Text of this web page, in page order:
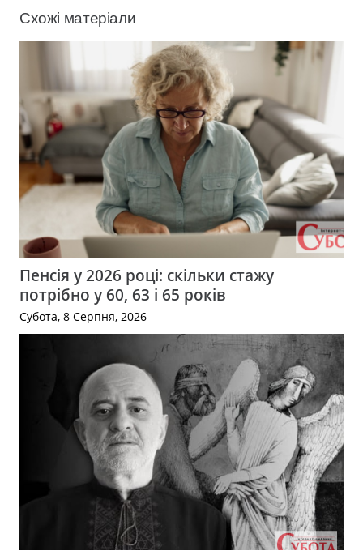
Схожі матеріали
Пенсія у 2026 році: скільки стажу
потрібно у 60, 63 і 65 років
Субота, 8 Серпня, 2026